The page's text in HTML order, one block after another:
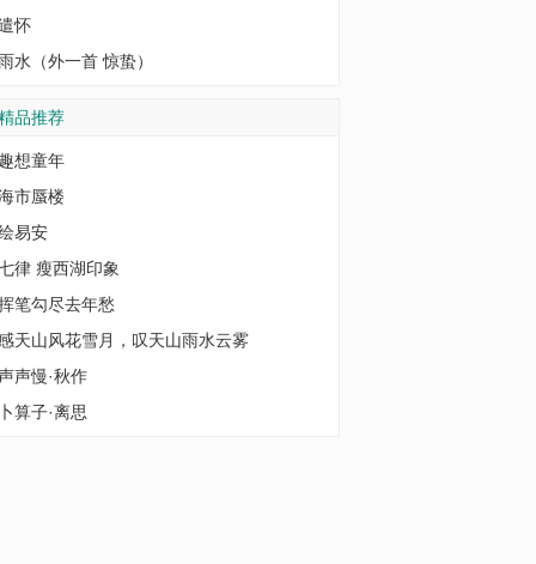
怀
水（外一首 惊蛰）
品推荐
趣想童年
市蜃楼
易安
律 瘦西湖印象
笔勾尽去年愁
天山风花雪月，叹天山雨水云雾
声慢·秋作
卜算子·离思